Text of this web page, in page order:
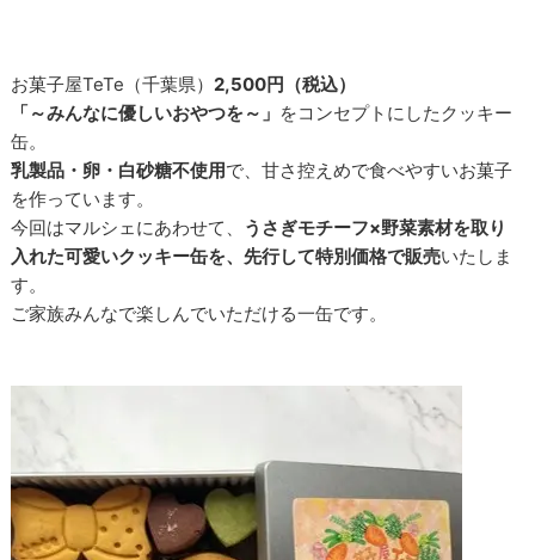
お菓子屋TeTe（千葉県）2,500円（税込）
「～みんなに優しいおやつを～」 をコンセプトにしたクッキー
缶。
乳製品・卵・白砂糖不使用で、甘さ控えめで食べやすいお菓子
を作っています。
今回はマルシェにあわせて、
うさぎモチーフ×野菜素材を取り
入れた可愛いクッキー缶を、先行して特別価格で販売いたしま
す。
ご家族みんなで楽しんでいただける一缶です。